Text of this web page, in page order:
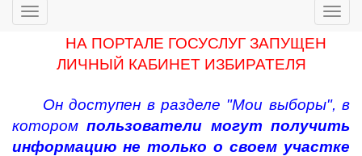
НА ПОРТАЛЕ ГОСУСЛУГ ЗАПУЩЕН
ЛИЧНЫЙ КАБИНЕТ ИЗБИРАТЕЛЯ
Он доступен в разделе "Мои выборы", в
которомпользователи могут получить
информацию не только о своем участке